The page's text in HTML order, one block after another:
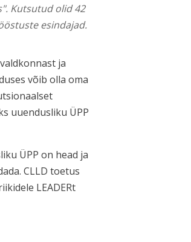
Kutsutud olid 42
esindajad.
ja
võib olla oma
uuendusliku ÜPP
ÜPP on head ja
CLLD toetus
LEADERt